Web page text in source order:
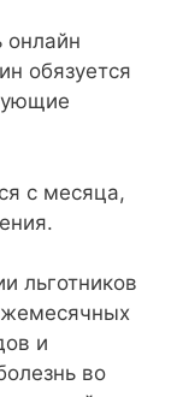
онлайн
обязуется
с месяца,
льготников
и
во